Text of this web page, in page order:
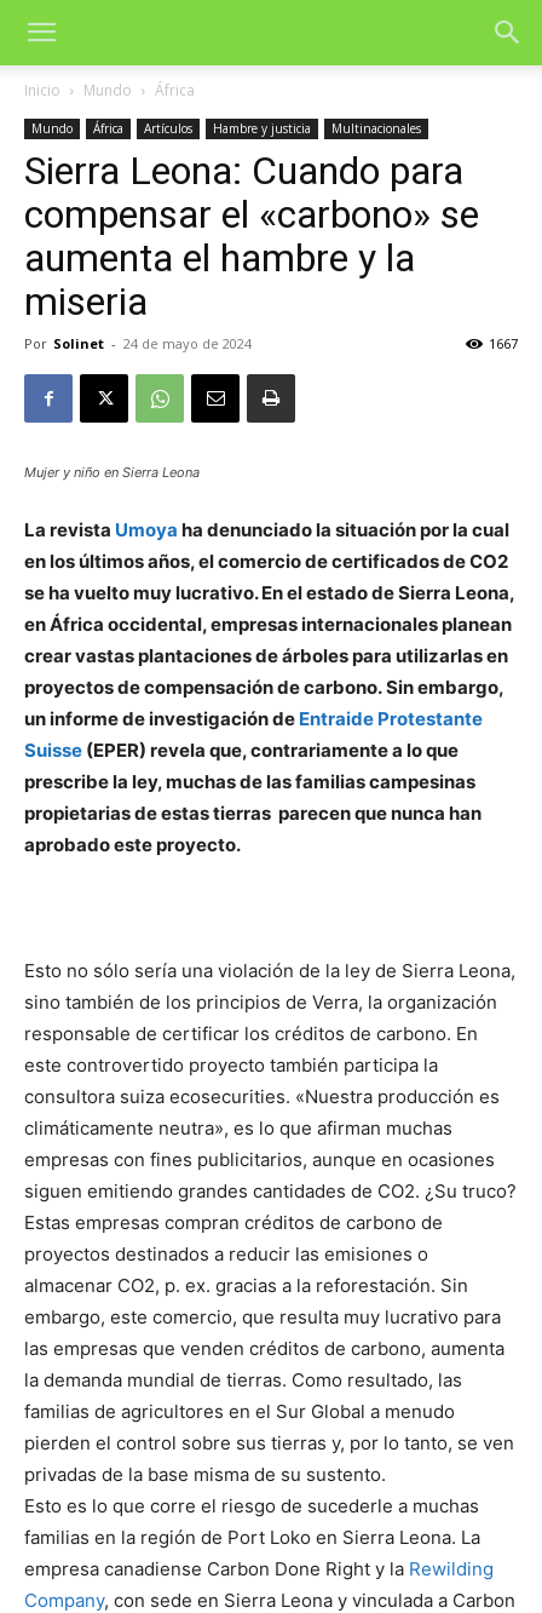
Inicio Mundo África
Mundo África Artículos Hambre y justicia Multinacionales
Sierra Leona: Cuando para
compensar el «carbono» se
aumenta el hambre y la
miseria
Por Solinet - 24 de mayo de 2024 1667
Mujer y niño en Sierra Leona
La revista Umoya ha denunciado la situación por la cual
en los últimos años, el comercio de certificados de CO2
se ha vuelto muy lucrativo. En el estado de Sierra Leona,
en África occidental, empresas internacionales planean
crear vastas plantaciones de árboles para utilizarlas en
proyectos de compensación de carbono.Sin embargo,
un informe de investigación de Entraide Protestante
Suisse (EPER) revela que, contrariamente a lo que
prescribe la ley, muchas de las familias campesinas
propietarias de estas tierras parecen que nunca han
aprobado este proyecto.
Esto no sólo sería una violación de la ley de Sierra Leona,
sino también de los principios de Verra, la organización
responsable de certificar los créditos de carbono. En
este controvertido proyecto también participa la
consultora suiza ecosecurities. «Nuestra producción es
climáticamente neutra», es lo que afirman muchas
empresas con fines publicitarios, aunque en ocasiones
siguen emitiendo grandes cantidades de CO2. ¿Su truco?
Estas empresas compran créditos de carbono de
proyectos destinados a reducir las emisiones o
almacenar CO2, p. ex. gracias a la reforestación. Sin
embargo, este comercio, que resulta muy lucrativo para
las empresas que venden créditos de carbono, aumenta
la demanda mundial de tierras. Como resultado, las
familias de agricultores en el Sur Global a menudo
pierden el control sobre sus tierras y, por lo tanto, se ven
privadas de la base misma de su sustento.
Esto es lo que corre el riesgo de sucederle a muchas
familias en la región de Port Loko en Sierra Leona. La
empresa canadiense Carbon Done Right y la Rewilding
Company, con sede en Sierra Leona y vinculada a Carbon